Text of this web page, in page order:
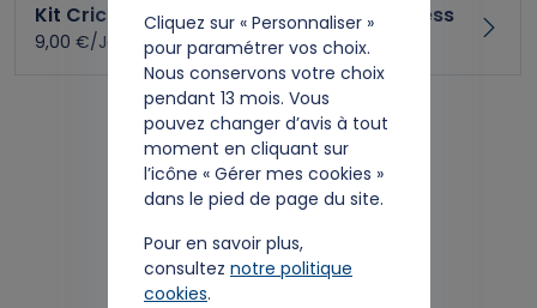
Cliquez sur « Personnaliser »
pour paramétrer vos choix.
Nous conservons votre choix
pendant 13 mois. Vous
pouvez changer d’avis à tout
moment en cliquant sur
l’icône « Gérer mes cookies »
dans le pied de page du site.
Pour en savoir plus,
consultez notre politique
cookies.
Kit Cricut Maker 4
9,00 €/Jour
Cricut Mug Press
5,00 €/Jour